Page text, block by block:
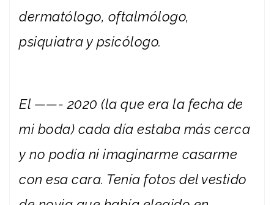
dermatólogo, oftalmólogo,
psiquiatra y psicólogo.
El ——- 2020 (la que era la fecha de
mi boda) cada día estaba más cerca
y no podía ni imaginarme casarme
con esa cara. Tenía fotos del vestido